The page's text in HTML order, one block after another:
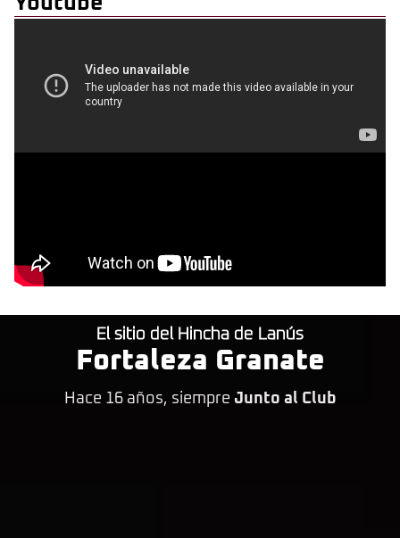
El sitio del Hincha de Lanús
Fortaleza Granate
Hace 16 años, siempre Junto al Club